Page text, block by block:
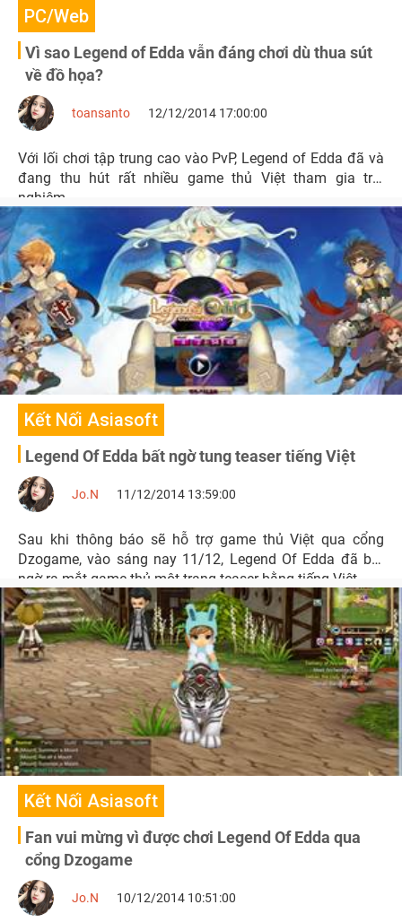
PC/Web
Vì sao Legend of Edda vẫn đáng chơi dù thua sút
về đồ họa?
toansanto 12/12/2014 17:00:00
Với lối chơi tập trung cao vào PvP, Legend of Edda đã và
đang thu hút rất nhiều game thủ Việt tham gia trải
nghiệm.
Kết Nối Asiasoft
Legend Of Edda bất ngờ tung teaser tiếng Việt
Jo.N 11/12/2014 13:59:00
Sau khi thông báo sẽ hỗ trợ game thủ Việt qua cổng
Dzogame, vào sáng nay 11/12, Legend Of Edda đã bất
ngờ ra mắt game thủ một trang teaser bằng tiếng Việt.
Kết Nối Asiasoft
Fan vui mừng vì được chơi Legend Of Edda qua
cổng Dzogame
Jo.N 10/12/2014 10:51:00